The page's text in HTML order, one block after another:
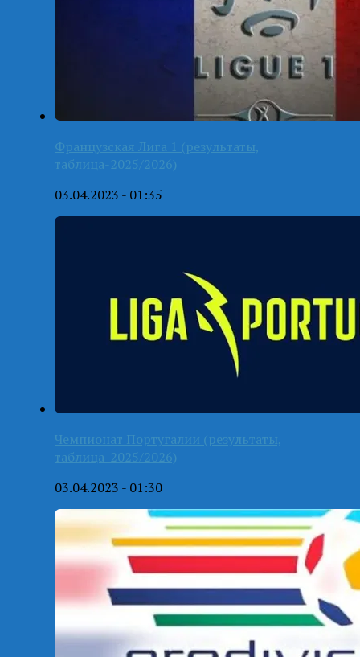
Французская Лига 1 (результаты,
таблица-2025/2026)
03.04.2023 - 01:35
Чемпионат Португалии (результаты,
таблица-2025/2026)
03.04.2023 - 01:30